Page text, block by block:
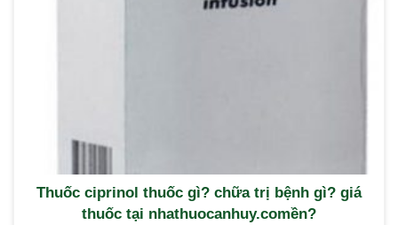
Thuốc ciprinol thuốc gì? chữa trị bệnh gì? giá
thuốc tại nhathuocanhuy.comền?